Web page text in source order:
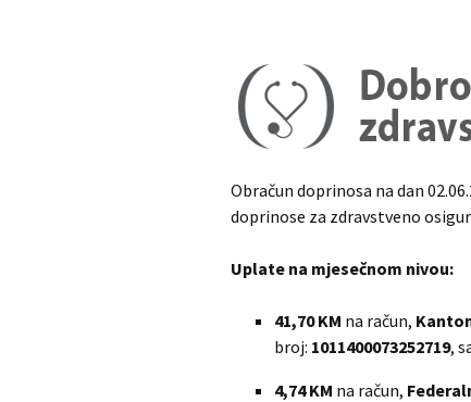
Obračun doprinosa na dan
doprinose za zdravstveno
Uplate na mjesečnom nivou:
41,70 KM na račun,
broj: 1011400073252719,
4,74 KM na račun,